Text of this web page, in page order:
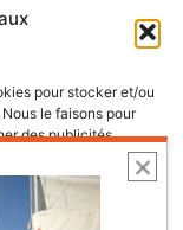
pour stocker et/ou
le faisons pour
des publicités
nous autorisera à
navigation ou les ID
retirer son
fonctonnalités et